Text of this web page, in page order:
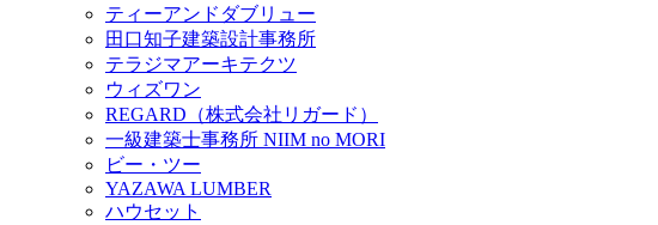
ティーアンドダブリュー
田口知子建築設計事務所
テラジマアーキテクツ
ウィズワン
REGARD（株式会社リガード）
一級建築士事務所 NIIM no MORI
ビー・ツー
YAZAWA LUMBER
ハウセット